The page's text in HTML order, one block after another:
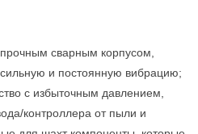
сварным корпусом,
и постоянную вибрацию;
с избыточным давлением,
контроллера от пыли и